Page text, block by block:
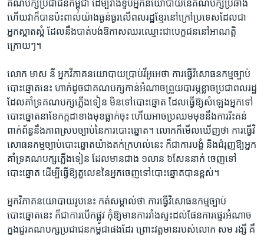
គណបក្ស​ប្រជាជន​កម្ពុជា ដើម្បី​រាំង​ខ្ទប់​អ្នក​នយោបាយ​នៃ​គណបក្ស​ប្រឆាំង
ហើយ​វាក៏​បានប៉ះពាល់យ៉ាង​ធ្ងន់ធ្ងរលើ​ពលរដ្ឋ​ខ្មែរ​នៅ​ក្រៅ​ប្រទេស​ដែលជា
អ្នក​ស្អាត​ស្អំ ដែល​នឹង​បាត់​បង់ឱកាស​ឈរ​ឈ្មោះ​ជា​បេក្ខជន​នៅអាណត្តិ​
ក្រោយៗ។
លោក មាស នី អ្នក​វិភាគ​នយោ​បាយ​ប្រាប់​វីអូអេ​ថា ​ការ​ធ្វើវិសោធនកម្ម​ច្បាប់​
បោះ​ឆ្នោត​នេះ​ ​ហាក់​ដូច​ជា​គណបក្ស​កាន់​អំណាច​ព្រួយ​បារម្ភ​ខ្លាច​ប្រជា​ពលរដ្ឋ​
ដែល​គាំទ្រ​គណបក្ស​ភ្លើង​ទៀន មិន​ទៅ​បោះ​ឆ្នោត ដែល​ធ្វើ​ឱ្យ​សំឡេង​អ្នក​ទៅ​
បោះ​ឆ្នោត​នា​ខែ​កក្កដា​ខាង​មុខ​ធ្លាក់​ចុះ​ ហើយ​អាច​ប្រឈម​មុខនឹងការរិះ​គន់​
ពាក់ព័ន្ធនឹង​ភាព​ស្រប​ច្បាប់នៃ​ការ​បោះ​ឆ្នោត។ លោក​ក៏​មើល​ឃើញ​ថា ការ​ធ្វើ​វិ
សោធន​កម្ម​ច្បាប់​បោះ​ឆ្នោត​យ៉ាង​តក់​ក្រហល់នេះ ក៏​ជា​ការ​បង្ខំ ​និង​ជំរុញ​ឱ្យ​អ្នក
គាំទ្រ​គណបក្ស​ភ្លើងទៀន ដែល​មាន​ជាង​ ១លាន​ ៦​សែននាក់ ចេញ​ទៅ​
បោះឆ្នោត ​ដើម្បី​ធ្វើ​ឱ្យ​តួលេខ​នៃ​អ្នក​ចេញ​ទៅ​បោះ​ឆ្នោត​បាន​ខ្ពស់។
អ្នក​វិភាគ​នយោបាយ​រូបនេះ ​កត់​សម្គាល់​ថា ​ការ​ធ្វើ​វិសោធនកម្ម​ច្បាប់​
បោះឆ្នោត​នេះ ក៏ជា​ការ​បើក​ផ្លូវ កុំ​ឱ្យ​មាន​ការ​រាំង​ស្ទះ​ដល់​ផែនការ​ផ្ទេរអំណាច
ក្នុងជួរ​គណបក្ស​ប្រជាជន​កម្ពុជា​ផង​ដែរ ព្រោះ​វត្តមាន​របស់​លោក​ សម រង្ស៊ី ​គឺ​